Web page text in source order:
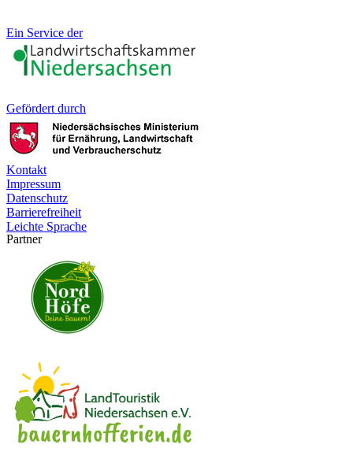
Ein Service der
Gefördert durch
Kontakt
Impressum
Datenschutz
Barrierefreiheit
Leichte Sprache
Partner